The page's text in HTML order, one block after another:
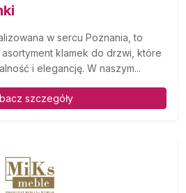
w sercu Poznania, to
klamek do drzwi, które
i elegancję. W naszym...
szczegóły